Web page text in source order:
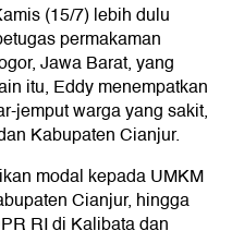
(15/7) lebih dulu
permakaman
Jawa Barat, yang
itu, Eddy menempatkan
jemput warga yang sakit,
Kabupaten Cianjur.
modal kepada UMKM
Cianjur, hingga
RI di Kalibata dan